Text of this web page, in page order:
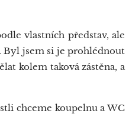
vlastních představ, ale
Byl jsem si je prohlédnout
kolem taková zástěna, a
chceme koupelnu a WC